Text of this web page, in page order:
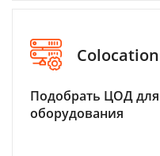
Colocation
Подобрать ЦОД
оборудования